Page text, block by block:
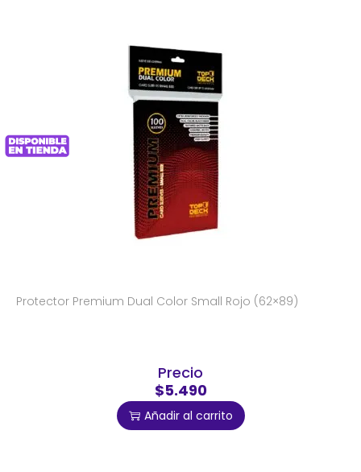
Protector Premium Dual Color Small Rojo (62×89)
Precio
$5.490
Añadir al carrito